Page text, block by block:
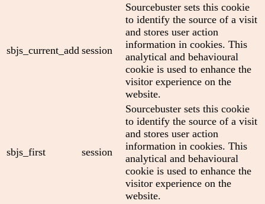
sbjs_current_add session
Sourcebuster sets this cookie
to identify the source of a visit
and stores user action
information in cookies. This
analytical and behavioural
cookie is used to enhance the
visitor experience on the
website.
sbjs_first session
Sourcebuster sets this cookie
to identify the source of a visit
and stores user action
information in cookies. This
analytical and behavioural
cookie is used to enhance the
visitor experience on the
website.